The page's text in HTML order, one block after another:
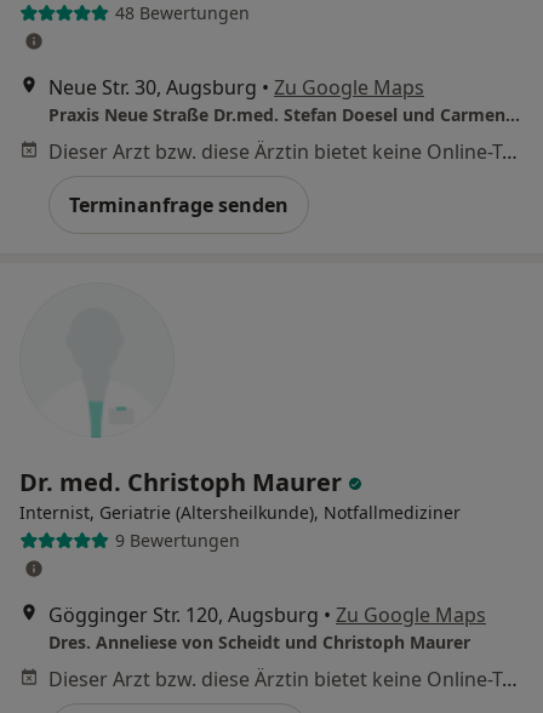
48 Bewertungen
Neue Str. 30, Augsburg • Zu Google Maps
Praxis Neue Straße Dr.med. Stefan Doesel und Carmen Schwarz
Dieser Arzt bzw. diese Ärztin bietet keine Online-Terminbuchung an diesem Standort an.
Terminanfrage senden
Dr. med. Christoph Maurer
Internist, Geriatrie (Altersheilkunde), Notfallmediziner
9 Bewertungen
Gögginger Str. 120, Augsburg • Zu Google Maps
Dres. Anneliese von Scheidt und Christoph Maurer
Dieser Arzt bzw. diese Ärztin bietet keine Online-Terminbuchung an diesem Standort an.